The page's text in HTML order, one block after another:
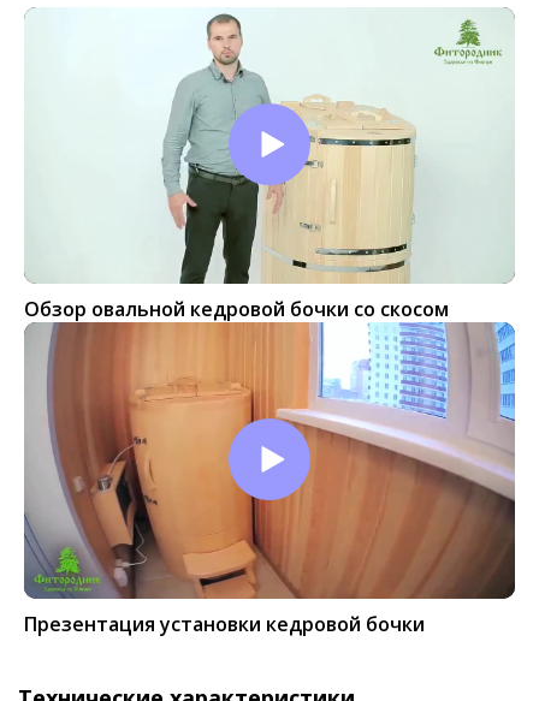
Обзор овальной кедровой бочки со скосом
Презентация установки кедровой бочки